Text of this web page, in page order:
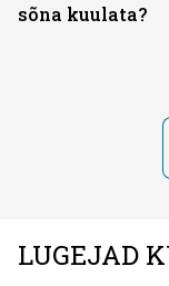
sõna kuulata?
LUGEJAD